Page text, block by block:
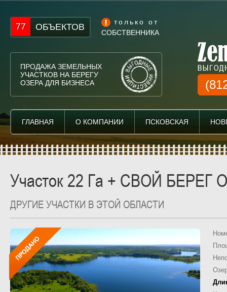
77 ОБЪЕКТОВ
только от
СОБСТВЕННИКА
ПРОДАЖА ЗЕМЕЛЬНЫХ
УЧАСТКОВ НА БЕРЕГУ
ОЗЕРА ДЛЯ БИЗНЕСА
ГЛАВНАЯ О КОМПАНИИ ПСКОВСКАЯ
ГЛАВНАЯ О КОМПАНИИ ПСКОВСКАЯ
Участок 22 Га + СВОЙ БЕРЕГ
ДРУГИЕ УЧАСТКИ В ЭТОЙ ОБЛАСТИ